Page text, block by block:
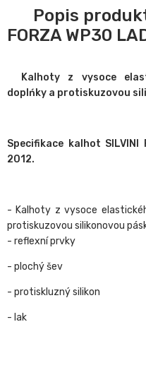
Popis
FORZA WP30
Kalhoty z vysoce
doplńky a protiskuzovou
Specifikace kalhot SILVINI
2012.
- Kalhoty z vysoce
protiskuzovou silikonovou
- reflexní prvky
- plochý šev
- protiskluzný silikon
- lak